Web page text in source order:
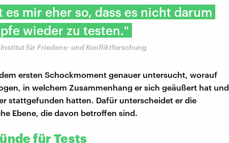
mir eher so, dass es nicht darum
wieder zu testen."
für Friedens- und Konfliktforschung
ersten Schockmoment genauer untersucht, worauf
in welchem Zusammenhang er sich geäußert hat und
stattgefunden hatten. Dafür unterscheidet er die
Ebene, die davon betroffen sind.
für Tests